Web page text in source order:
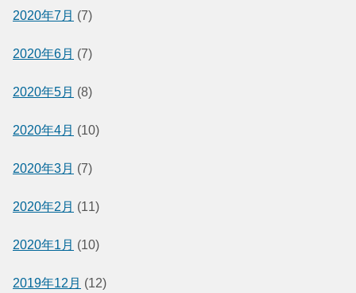
2020年7月 (7)
2020年6月 (7)
2020年5月 (8)
2020年4月 (10)
2020年3月 (7)
2020年2月 (11)
2020年1月 (10)
2019年12月 (12)